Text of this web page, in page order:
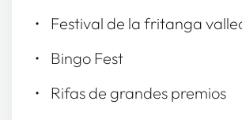
Festival de la fritanga
Bingo Fest
Rifas de grandes premios